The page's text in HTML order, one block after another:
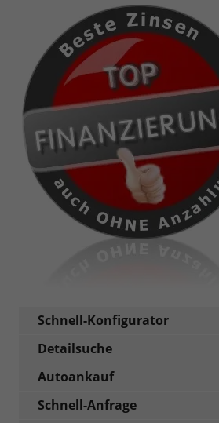
Schnell-Konfigurator
Detailsuche
Autoankauf
Schnell-Anfrage